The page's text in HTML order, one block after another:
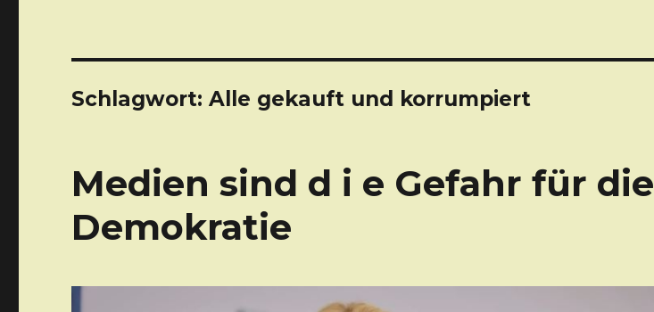
Schlagwort: Alle gekauft und korrumpiert
Medien sind d i e Gefahr für die
Demokratie